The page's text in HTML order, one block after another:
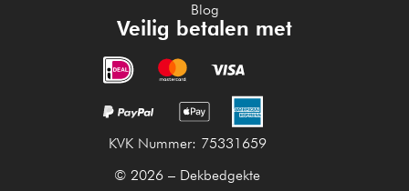
Blog
Veilig betalen met
KVK Nummer: 75331659
© 2026 – Dekbedgekte